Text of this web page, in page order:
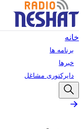
خانه
برنامه ها
خبرها
دایرکتوری مشاغل